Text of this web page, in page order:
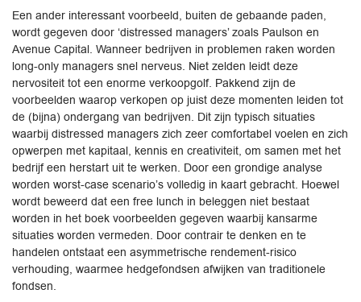
Een ander interessant voorbeeld, buiten de gebaande paden,
wordt gegeven door ‘distressed managers’ zoals Paulson en
Avenue Capital. Wanneer bedrijven in problemen raken worden
long-only managers snel nerveus. Niet zelden leidt deze
nervositeit tot een enorme verkoopgolf. Pakkend zijn de
voorbeelden waarop verkopen op juist deze momenten leiden tot
de (bijna) ondergang van bedrijven. Dit zijn typisch situaties
waarbij distressed managers zich zeer comfortabel voelen en zich
opwerpen met kapitaal, kennis en creativiteit, om samen met het
bedrijf een herstart uit te werken. Door een grondige analyse
worden worst-case scenario’s volledig in kaart gebracht. Hoewel
wordt beweerd dat een free lunch in beleggen niet bestaat
worden in het boek voorbeelden gegeven waarbij kansarme
situaties worden vermeden. Door contrair te denken en te
handelen ontstaat een asymmetrische rendement-risico
verhouding, waarmee hedgefondsen afwijken van traditionele
fondsen.